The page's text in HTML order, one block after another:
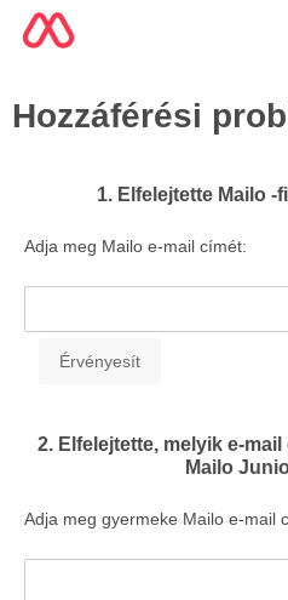
Hozzáférési
1. Elfelejtette Mailo
Adja meg Mailo e-mail címét:
2. Elfelejtette, melyik e-
Mailo
Adja meg gyermeke Mailo e-mail